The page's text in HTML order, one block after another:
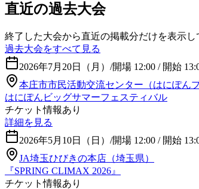
直近の過去大会
終了した大会から直近の掲載分だけを表示し
過去大会をすべて見る
2026年7月20日（月） /開場 12:00 / 開始
本庄市市民活動交流センター（はにぽん
はにぽんビッグサマーフェスティバル
チケット情報あり
詳細を見る
2026年5月10日（日） /開場 12:00 / 開始
JA埼玉ひびきの本店（埼玉県）
『SPRING CLIMAX 2026』
チケット情報あり